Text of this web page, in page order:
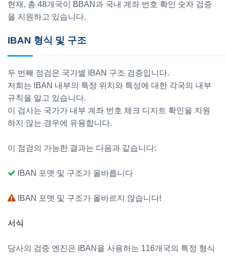
현재, 총 48개국이 BBAN과 국내 계좌 번호 확인 숫자 검증
을 지원하고 있습니다.
IBAN 형식 및 구조
두 번째 점검은 국가별 IBAN 구조 검증입니다.
저희는 IBAN 내부의 특정 위치와 특성에 대한 각국의 내부
규칙을 알고 있습니다.
이 검사는 국가가 내부 계좌 번호 체크 디지트 확인을 지원
하지 않는 경우에 유용합니다.
이 점검의 가능한 결과는 다음과 같습니다:
IBAN 포맷 및 구조가 올바릅니다
IBAN 포맷 및 구조가 올바르지 않습니다!
서식
당사의 검증 엔진은 IBAN을 사용하는 116개국의 특정 형식